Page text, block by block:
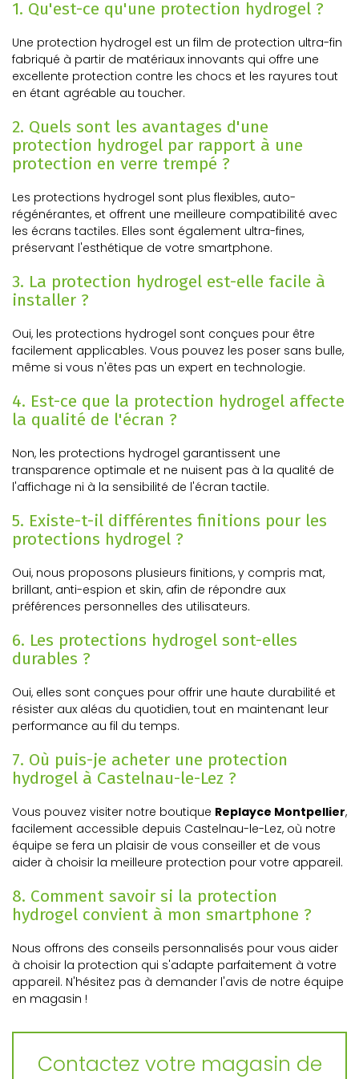
1. Qu'est-ce qu'une protection hydrogel ?
Une protection hydrogel est un film de protection ultra-fin
fabriqué à partir de matériaux innovants qui offre une
excellente protection contre les chocs et les rayures tout
en étant agréable au toucher.
2. Quels sont les avantages d'une
protection hydrogel par rapport à une
protection en verre trempé ?
Les protections hydrogel sont plus flexibles, auto-
régénérantes, et offrent une meilleure compatibilité avec
les écrans tactiles. Elles sont également ultra-fines,
préservant l'esthétique de votre smartphone.
3. La protection hydrogel est-elle facile à
installer ?
Oui, les protections hydrogel sont conçues pour être
facilement applicables. Vous pouvez les poser sans bulle,
même si vous n'êtes pas un expert en technologie.
4. Est-ce que la protection hydrogel affecte
la qualité de l'écran ?
Non, les protections hydrogel garantissent une
transparence optimale et ne nuisent pas à la qualité de
l'affichage ni à la sensibilité de l'écran tactile.
5. Existe-t-il différentes finitions pour les
protections hydrogel ?
Oui, nous proposons plusieurs finitions, y compris mat,
brillant, anti-espion et skin, afin de répondre aux
préférences personnelles des utilisateurs.
6. Les protections hydrogel sont-elles
durables ?
Oui, elles sont conçues pour offrir une haute durabilité et
résister aux aléas du quotidien, tout en maintenant leur
performance au fil du temps.
7. Où puis-je acheter une protection
hydrogel à Castelnau-le-Lez ?
Vous pouvez visiter notre boutique Replayce Montpellier,
facilement accessible depuis Castelnau-le-Lez, où notre
équipe se fera un plaisir de vous conseiller et de vous
aider à choisir la meilleure protection pour votre appareil.
8. Comment savoir si la protection
hydrogel convient à mon smartphone ?
Nous offrons des conseils personnalisés pour vous aider
à choisir la protection qui s'adapte parfaitement à votre
appareil. N'hésitez pas à demander l'avis de notre équipe
en magasin !
Contactez votre magasin de